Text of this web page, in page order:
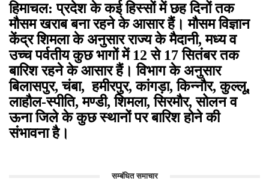
हिमाचल: प्रदेश के कई हिस्सों में छह दिनों तक
मौसम खराब बना रहने के आसार हैं। मौसम विज्ञान
केंद्र शिमला के अनुसार राज्य के मैदानी,मध्य व
उच्च पर्वतीय कुछ भागों में 12 से 17 सितंबर तक
बारिश रहने के आसार हैं। विभाग के अनुसार
बिलासपुर,चंबा, हमीरपुर,कांगड़ा,किन्नौर,कुल्लू,
लाहौल-स्पीति,मण्डी,शिमला,सिरमौर,सोलन व
ऊना जिले के कुछ स्थानों पर बारिश होने की
संभावना है।
सम्बंधित समाचार